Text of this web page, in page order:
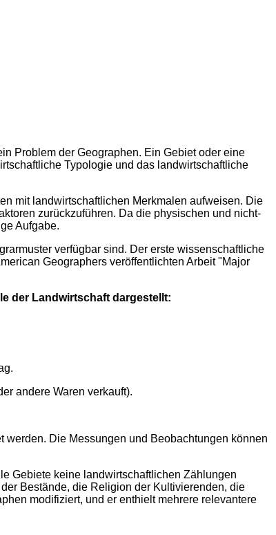
Problem der Geographen. Ein Gebiet oder eine
Typologie und das landwirtschaftliche
mit landwirtschaftlichen Merkmalen aufweisen. Die
zurückzuführen. Da die physischen und nicht-
Aufgabe.
verfügbar sind. Der erste wissenschaftliche
Geographers veröffentlichten Arbeit "Major
der Landwirtschaft dargestellt:
andere Waren verkauft).
Die Messungen und Beobachtungen können
Gebiete keine landwirtschaftlichen Zählungen
Bestände, die Religion der Kultivierenden, die
modifiziert, und er enthielt mehrere relevantere